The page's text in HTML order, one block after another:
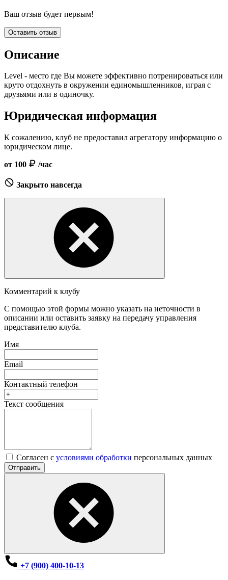
Ваш отзыв будет первым!
Оставить отзыв
Описание
Level - место где Вы можете эффективно потренироваться или
круто отдохнуть в окружении единомышленников, играя с
друзьями или в одиночку.
Юридическая информация
К сожалению, клуб не предоставил агрегатору информацию о
юридическом лице.
от 100 /час
Закрыто навсегда
Комментарий к клубу
С помощью этой формы можно указать на неточности в
описании или оставить заявку на передачу управления
представителю клуба.
Имя
Email
Контактный телефон
Текст сообщения
Согласен с условиями обработки персональных данных
Отправить
+7 (900) 400-10-13